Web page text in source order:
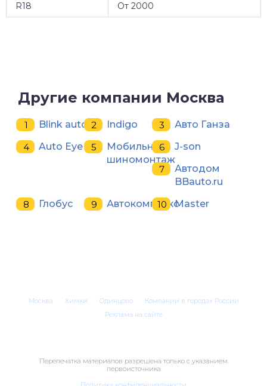
R18
От 2000
Другие компании Москва
Blink auto Indigo
Авто Ганза
Auto Eye
Мобильный
шиномонтаж
J-son
Автодом
BBauto.ru
Глобус
АвтокомплексMaster
Москва Химки Одинцово
Компании в городах России
Реклама на сайте
Перепечатка материалов разрешена только с указанием
первоисточника